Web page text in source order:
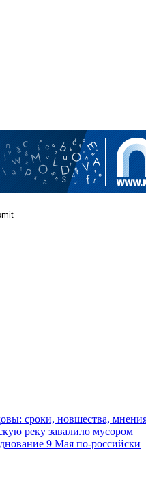
сроки, новшества,
реку завалило мусором
9 Мая по-российски